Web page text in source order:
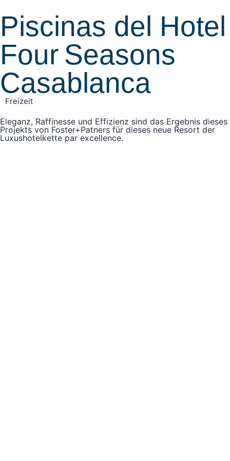
Piscinas del Hotel
Four Seasons
Casablanca
Freizeit
Eleganz, Raffinesse und Effizienz sind das Ergebnis dieses
Projekts von Foster+Patners für dieses neue Resort der
Luxushotelkette par excellence.